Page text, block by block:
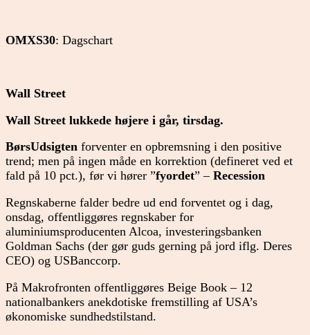
OMXS30: Dagschart
Wall Street
Wall Street lukkede højere i går, tirsdag.
BørsUdsigten forventer en opbremsning i den positive
trend; men på ingen måde en korrektion (defineret ved et
fald på 10 pct.), før vi hører ”fyordet” – Recession
Regnskaberne falder bedre ud end forventet og i dag,
onsdag, offentliggøres regnskaber for
aluminiumsproducenten Alcoa, investeringsbanken
Goldman Sachs (der gør guds gerning på jord iflg. Deres
CEO) og USBanccorp.
På Makrofronten offentliggøres Beige Book – 12
nationalbankers anekdotiske fremstilling af USA’s
økonomiske sundhedstilstand.